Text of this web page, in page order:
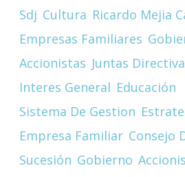
Sdj Cultura Ricardo Mejia
Empresas Familiares
Accionistas Juntas
Interes General Educación
Sistema De Gestion
Empresa Familiar Consejo
Sucesión Gobierno